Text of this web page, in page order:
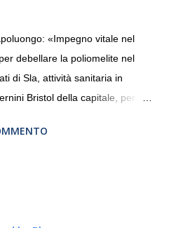
«Impegno vitale nel
debellare la poliomelite nel
di Sla, attività sanitaria in
Bristol della capitale, per la
Roma Sud-Est che festeggia
per raccontare al